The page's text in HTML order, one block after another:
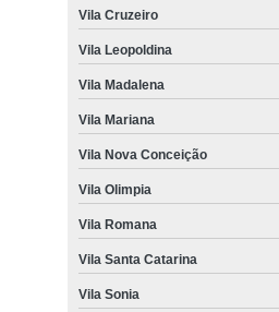
Vila Cruzeiro
Vila Leopoldina
Vila Madalena
Vila Mariana
Vila Nova Conceição
Vila Olimpia
Vila Romana
Vila Santa Catarina
Vila Sonia